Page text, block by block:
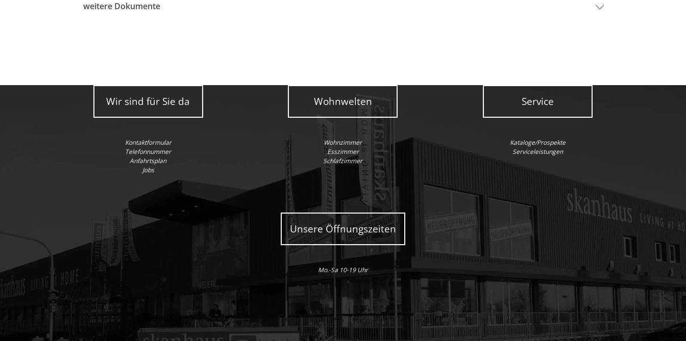
weitere Dokumente
Wir sind für Sie da
Kontaktformular
Telefonnummer
Anfahrtsplan
Jobs
Wohnwelten
Wohnzimmer
Esszimmer
Schlafzimmer
Service
Kataloge/Prospekte
Serviceleistungen
Unsere Öffnungszeiten
Mo.-Sa 10-19 Uhr